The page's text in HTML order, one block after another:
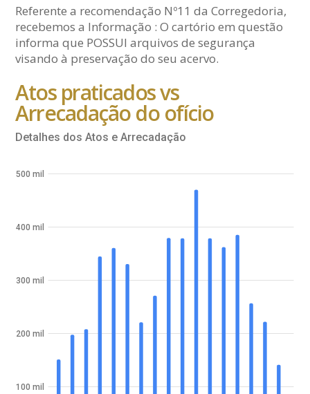
Referente a recomendação Nº11 da Corregedoria,
recebemos a Informação : O cartório em questão
informa que POSSUI arquivos de segurança
visando à preservação do seu acervo.
Atos praticados vs
Arrecadação do ofício
Detalhes dos Atos e Arrecadação
100 mil
200 mil
300 mil
400 mil
500 mil